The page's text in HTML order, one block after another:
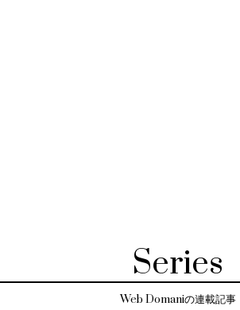
Series
Web Domaniの連載記事